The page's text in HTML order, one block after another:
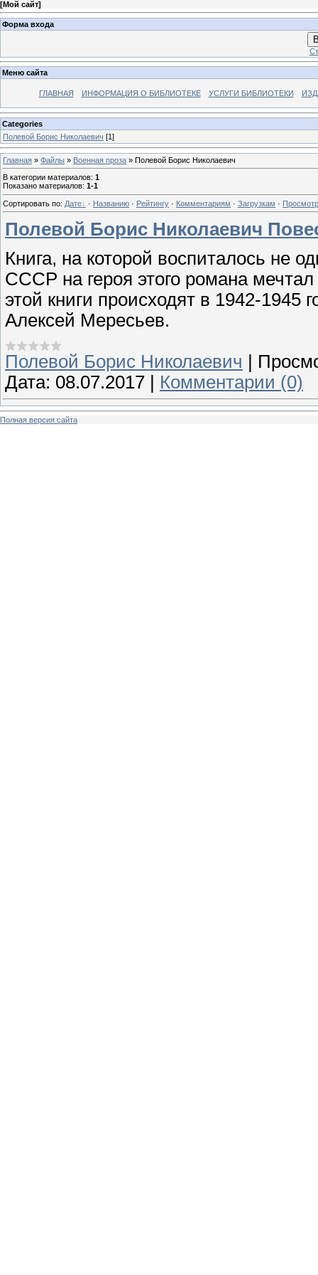
[Мой сайт]
Форма входа
Меню сайта
ГЛАВНАЯ ИНФОРМАЦИЯ О БИБЛИОТЕКЕ УСЛУГИ БИБЛИОТЕКИ
Categories
Полевой Борис Николаевич [1]
Главная » Файлы » Военная проза » Полевой Борис Николаевич
В категории материалов: 1
Показано материалов: 1-1
Сортировать по: Дате · Названию · Рейтингу · Комментариям · Загрузкам ·
Полевой Борис Николаевич
Книга, на которой воспиталось не
СССР на героя этого романа
этой книги происходят в 1942-1945
Алексей Мересьев.
Полевой Борис Николаевич
Дата: 08.07.2017 Комментарии (0)
Полная версия сайта